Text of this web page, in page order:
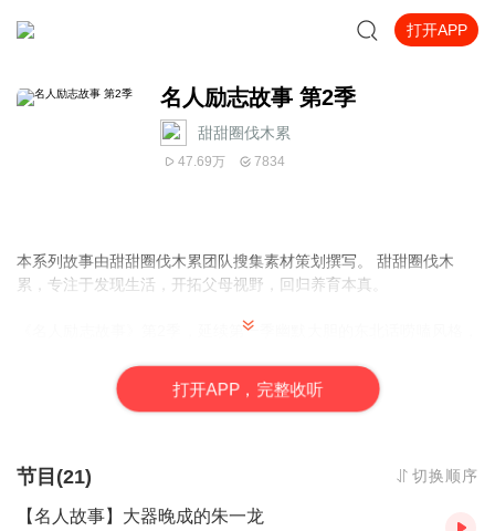
打开APP
名人励志故事 第2季
甜甜圈伐木累
47.69万 7834
本系列故事由甜甜圈伐木累团队搜集素材策划撰写。 甜甜圈伐木
累，专注于发现生活，开拓父母视野，回归养育本真。
《名人励志故事》第2季，延续第一季幽默大胆的东北话唠嗑风格，
人生不容易，走到低谷的时候，前路迷茫不清，这些故事就是给你
指明方向的前头的希望之灯。
教育不一样的启示。
打开APP，完整收听
节目(21) 切换顺序
【名人故事】大器晚成的朱一龙